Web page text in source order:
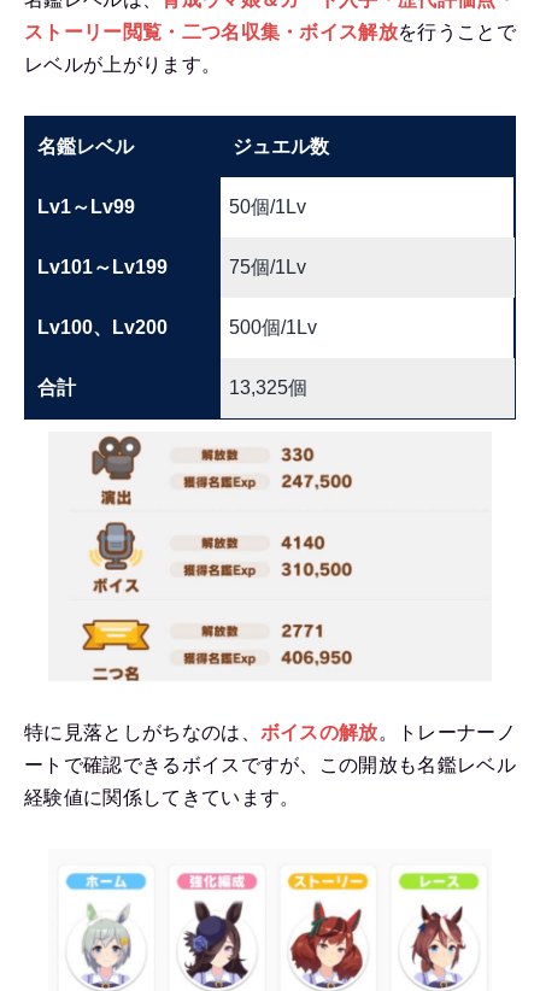
ストーリー閲覧・二つ名収集・ボイス解放を行うことで
レベルが上がります。
名鑑レベル ジュエル数
Lv1～Lv99 50個/1Lv
Lv101～Lv199 75個/1Lv
Lv100、Lv200 500個/1Lv
合計 13,325個
特に見落としがちなのは、 ボイスの解放。トレーナーノ
ートで確認できるボイスですが、この開放も名鑑レベル
経験値に関係してきています。